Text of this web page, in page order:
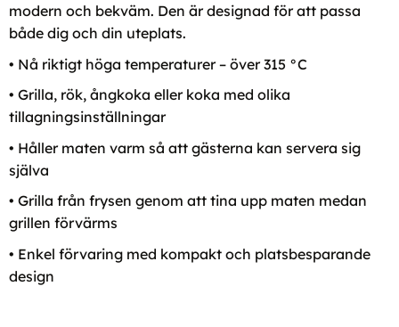
modern och bekväm. Den är designad för att passa
både dig och din uteplats.
• Nå riktigt höga temperaturer – över 315 °C
• Grilla, rök, ångkoka eller koka med olika
tillagningsinställningar
• Håller maten varm så att gästerna kan servera sig
själva
• Grilla från frysen genom att tina upp maten medan
grillen förvärms
• Enkel förvaring med kompakt och platsbesparande
design